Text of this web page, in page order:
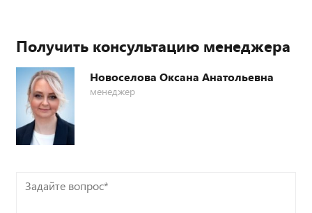
Получить консультацию менеджера
Новоселова Оксана Анатольевна
менеджер
Задайте
вопрос*